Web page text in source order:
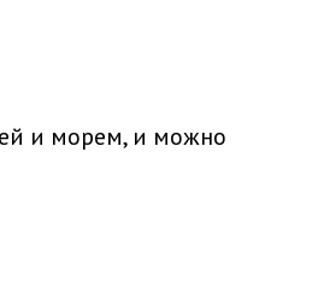
и морем, и можно